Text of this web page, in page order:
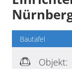
Bautafel
Objekt: